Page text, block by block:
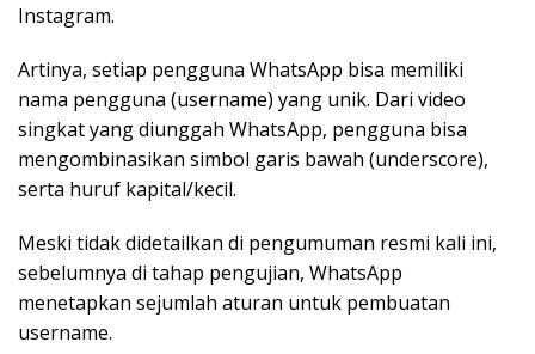
Instagram.
Artinya, setiap pengguna WhatsApp bisa memiliki
nama pengguna (username) yang unik. Dari video
singkat yang diunggah WhatsApp, pengguna bisa
mengombinasikan simbol garis bawah (underscore),
serta huruf kapital/kecil.
Meski tidak didetailkan di pengumuman resmi kali ini,
sebelumnya di tahap pengujian, WhatsApp
menetapkan sejumlah aturan untuk pembuatan
username.